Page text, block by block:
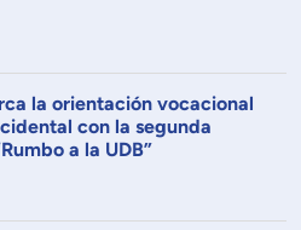
la orientación vocacional
con la segunda
a la UDB”